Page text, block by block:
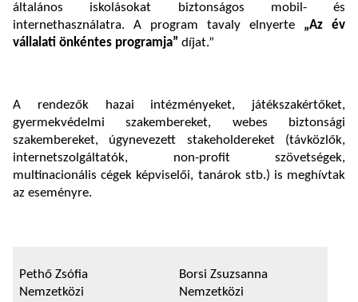
általános iskolásokat biztonságos mobil- és
internethasználatra. A program tavaly elnyerte „Az év
vállalati önkéntes programja” díjat.”
A rendezők hazai intézményeket, játékszakértőket,
gyermekvédelmi szakembereket, webes biztonsági
szakembereket, úgynevezett stakeholdereket (távközlők,
internetszolgáltatók, non-profit szövetségek,
multinacionális cégek képviselői, tanárok stb.) is meghívtak
az eseményre.
Pethő Zsófia
Nemzetközi
Borsi Zsuzsanna
Nemzetközi